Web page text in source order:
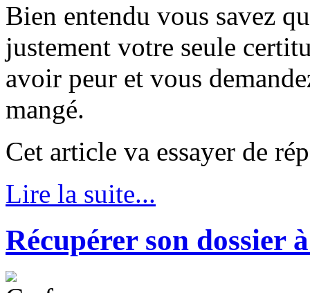
Bien entendu vous savez
justement votre seule
avoir peur et vous
mangé.
Cet article va essayer de
Lire la suite...
Récupérer son dossier